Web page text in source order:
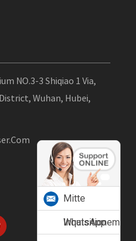
NO.3-3 Shiqiao 1 Via,
Wuhan, Hubei,
Mitte
Inquisitionem
WhatsApp